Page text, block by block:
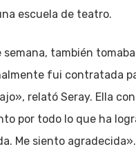
escuela de teatro.
semana, también
fui contratada
relató Seray. Ella
por todo lo que ha
Me siento agradecida».